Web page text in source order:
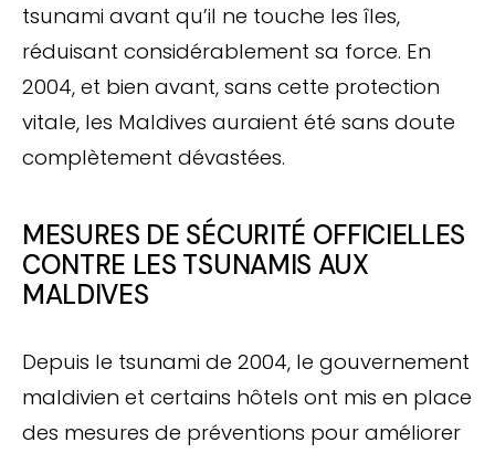
tsunami avant qu’il ne touche les îles,
réduisant considérablement sa force. En
2004, et bien avant, sans cette protection
vitale, les Maldives auraient été sans doute
complètement dévastées.
MESURES DE SÉCURITÉ OFFICIELLES
CONTRE LES TSUNAMIS AUX
MALDIVES
Depuis le tsunami de 2004, le gouvernement
maldivien et certains hôtels ont mis en place
des mesures de préventions pour améliorer